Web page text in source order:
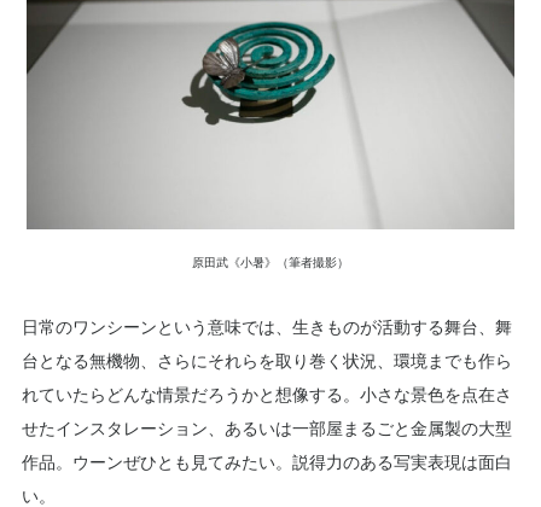
原田武《小暑》（筆者撮影）
日常のワンシーンという意味では、生きものが活動する舞台、舞
台となる無機物、さらにそれらを取り巻く状況、環境までも作ら
れていたらどんな情景だろうかと想像する。小さな景色を点在さ
せたインスタレーション、あるいは一部屋まるごと金属製の大型
作品。ウーンぜひとも見てみたい。説得力のある写実表現は面白
い。